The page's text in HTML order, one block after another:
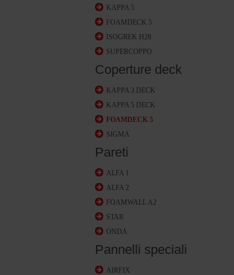
KAPPA 5
FOAMDECK 5
ISOGREK H28
SUPERCOPPO
Coperture deck
KAPPA 3 DECK
KAPPA 5 DECK
FOAMDECK 5
SIGMA
Pareti
ALFA 1
ALFA 2
FOAMWALL A2
STAR
ONDA
Pannelli speciali
AIRFIX